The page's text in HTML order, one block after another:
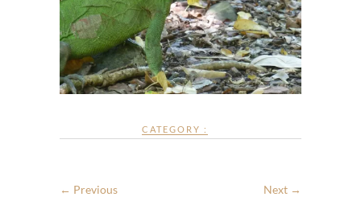
CATEGORY :
← Previous Next →